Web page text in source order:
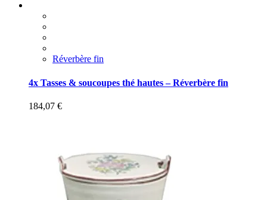
Réverbère fin
4x Tasses & soucoupes thé hautes – Réverbère fin
184,07 €